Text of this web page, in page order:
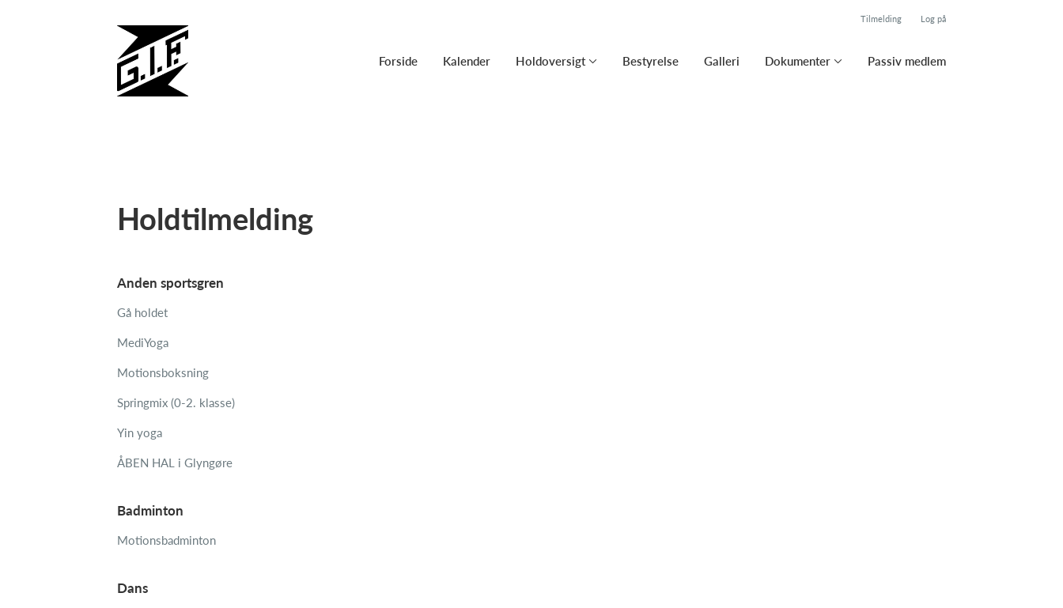
Tilmelding Log på
Forside Kalender Holdoversigt Bestyrelse Galleri Dokumenter Passiv medlem
Holdtilmelding
Anden sportsgren
Gå holdet
MediYoga
Motionsboksning
Springmix (0-2. klasse)
Yin yoga
ÅBEN HAL i Glyngøre
Badminton
Motionsbadminton
Dans